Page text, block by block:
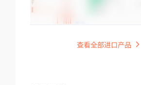
查看全部进口产品